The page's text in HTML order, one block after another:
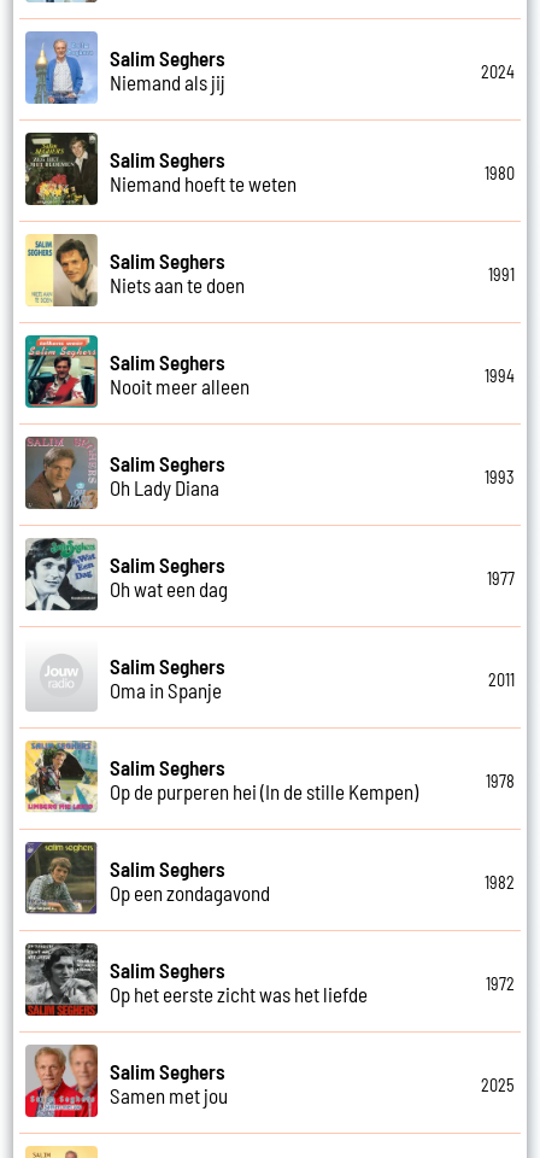
Salim Seghers
Niemand als jij
2024
Salim Seghers
Niemand hoeft te weten
1980
Salim Seghers
Niets aan te doen
1991
Salim Seghers
Nooit meer alleen
1994
Salim Seghers
Oh Lady Diana
1993
Salim Seghers
Oh wat een dag
1977
Salim Seghers
Oma in Spanje
2011
Salim Seghers
Op de purperen hei (In de stille Kempen)
1978
Salim Seghers
Op een zondagavond
1982
Salim Seghers
Op het eerste zicht was het liefde
1972
Salim Seghers
Samen met jou
2025